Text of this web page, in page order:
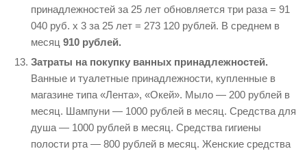
принадлежностей за 25 лет обновляется три раза = 91
040 руб. х 3 за 25 лет = 273 120 рублей. В среднем в
месяц 910 рублей.
Затраты на покупку ванных принадлежностей.
Ванные и туалетные принадлежности, купленные в
магазине типа «Лента», «Окей». Мыло — 200 рублей в
месяц. Шампуни — 1000 рублей в месяц. Средства для
душа — 1000 рублей в месяц. Средства гигиены
полости рта — 800 рублей в месяц. Женские средства